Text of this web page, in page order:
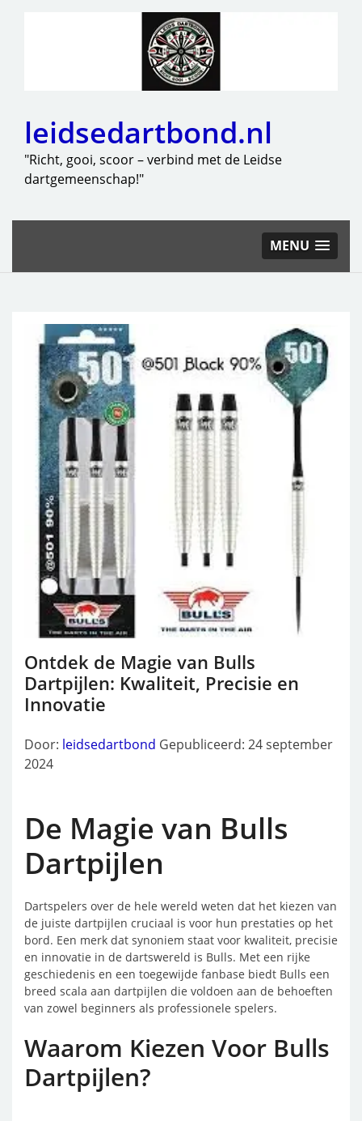
leidsedartbond.nl
"Richt, gooi, scoor – verbind met de Leidse
dartgemeenschap!"
MENU
Ontdek de Magie van Bulls
Dartpijlen: Kwaliteit, Precisie en
Innovatie
Door: leidsedartbond Gepubliceerd: 24 september
2024
De Magie van Bulls
Dartpijlen
Dartspelers over de hele wereld weten dat het kiezen van
de juiste dartpijlen cruciaal is voor hun prestaties op het
bord. Een merk dat synoniem staat voor kwaliteit, precisie
en innovatie in de dartswereld is Bulls. Met een rijke
geschiedenis en een toegewijde fanbase biedt Bulls een
breed scala aan dartpijlen die voldoen aan de behoeften
van zowel beginners als professionele spelers.
Waarom Kiezen Voor Bulls
Dartpijlen?